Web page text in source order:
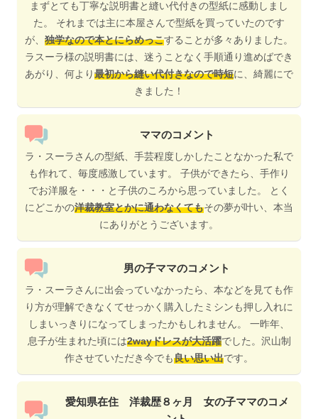
まずとても丁寧な説明書と縫い代付きの型紙に感動しまし
た。 それまでは主に本屋さんで型紙を買っていたのです
が、 独学なので本とにらめっこすることが多々ありました。
ラスーラ様の説明書には、迷うことなく手順通り進めばでき
あがり、何より 最初から縫い代付きなので時短に、綺麗にで
きました！
ママのコメント
ラ・スーラさんの型紙、手芸程度しかしたことなかった私で
も作れて、毎度感激しています。 子供ができたら、手作り
でお洋服を・・・と子供のころから思っていました。 とく
にどこかの洋裁教室とかに通わなくてもその夢が叶い、本当
にありがとうございます。
男の子ママのコメント
ラ・スーラさんに出会っていなかったら、本などを見ても作
り方が理解できなくてせっかく購入したミシンも押し入れに
しまいっきりになってしまったかもしれません。 一昨年、
息子が生まれた頃には2wayドレスが大活躍でした。沢山制
作させていただき今でも良い思い出です。
愛知県在住 洋裁歴８ヶ月 女の子ママのコメ